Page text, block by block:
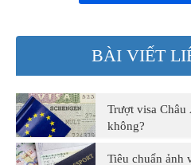
BÀI VIẾT
Trượt visa
không?
Tiêu chuẩn ảnh